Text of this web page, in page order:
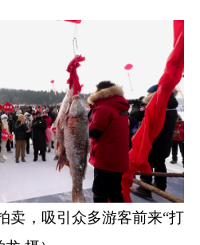
卖，吸引众多游客前来“打